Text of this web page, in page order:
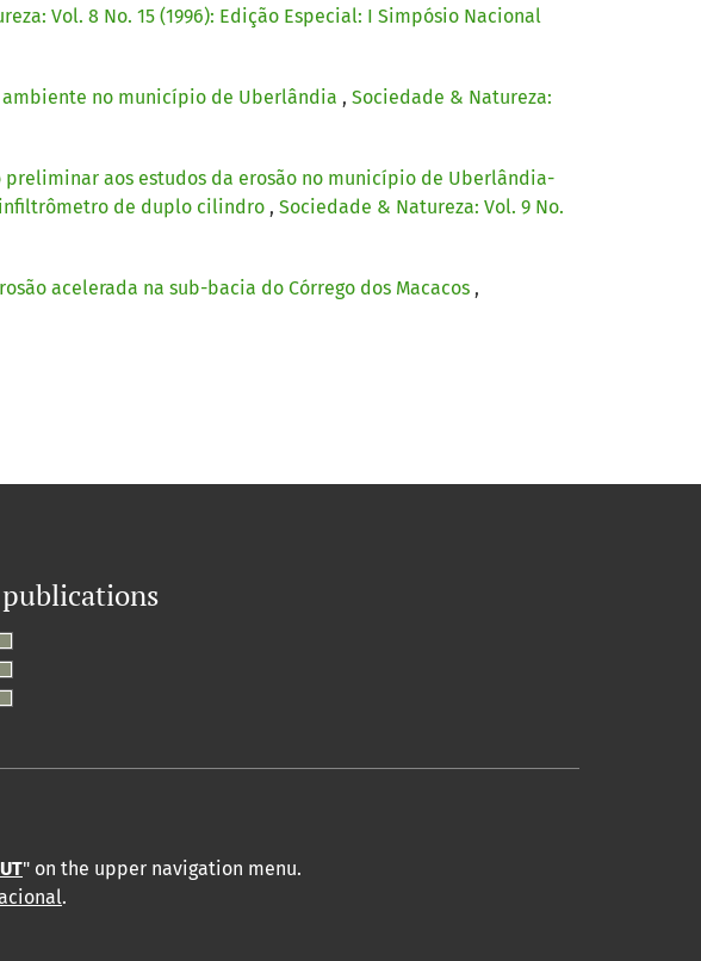
Vol. 8 No. 15 (1996): Edição Especial: I Simpósio Nacional
no município de Uberlândia , Sociedade & Natureza:
preliminar aos estudos da erosão no município de Uberlândia-
infiltrômetro de duplo cilindro , Sociedade & Natureza: Vol. 9 No.
acelerada na sub-bacia do Córrego dos Macacos ,
" on the upper navigation menu.
.